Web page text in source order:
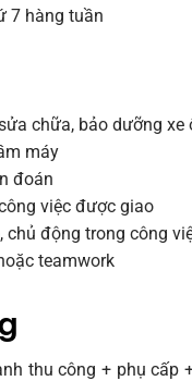
7 hàng tuần
chữa, bảo dưỡng
máy
đoán
việc được giao
chủ động trong công
teamwork
thu công + phụ